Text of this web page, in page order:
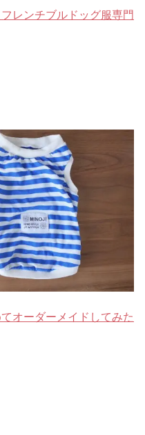
レンチブルドッグ服専門
オーダーメイドしてみた